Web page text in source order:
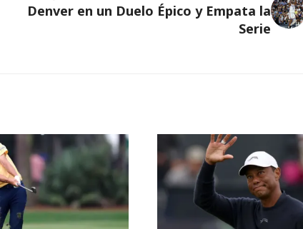
Denver en un Duelo Épico y Empata la
Serie